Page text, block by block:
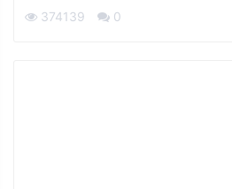
374139
0